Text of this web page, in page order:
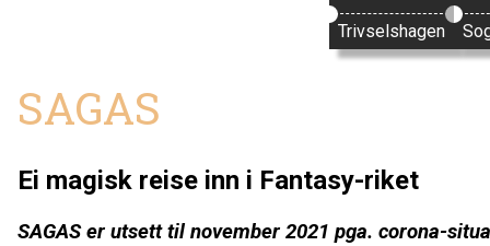
Trivselshagen
SAGAS
Ei magisk reise inn i Fantasy-riket
SAGAS er utsett til november 2021 pga. corona-